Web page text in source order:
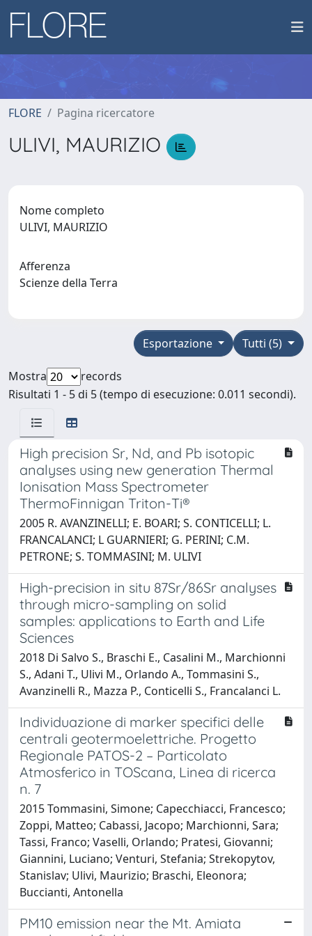
FLORE Pagina ricercatore
ULIVI, MAURIZIO
Nome completo
ULIVI, MAURIZIO
Afferenza
Scienze della Terra
Tutti (5)
Esportazione
Mostra
records
Risultati 1 - 5 di 5 (tempo di esecuzione: 0.011 secondi).
High precision Sr, Nd, and Pb isotopic
analyses using new generation Thermal
Ionisation Mass Spectrometer
ThermoFinnigan Triton-Ti®
2005 R. AVANZINELLI; E. BOARI; S. CONTICELLI; L.
FRANCALANCI; L GUARNIERI; G. PERINI; C.M.
PETRONE; S. TOMMASINI; M. ULIVI
High-precision in situ 87Sr/86Sr analyses
through micro-sampling on solid
samples: applications to Earth and Life
Sciences
2018 Di Salvo S., Braschi E., Casalini M., Marchionni
S., Adani T., Ulivi M., Orlando A., Tommasini S.,
Avanzinelli R., Mazza P., Conticelli S., Francalanci L.
Individuazione di marker specifici delle
centrali geotermoelettriche. Progetto
Regionale PATOS-2 – Particolato
Atmosferico in TOScana, Linea di ricerca
n. 7
2015 Tommasini, Simone; Capecchiacci, Francesco;
Zoppi, Matteo; Cabassi, Jacopo; Marchionni, Sara;
Tassi, Franco; Vaselli, Orlando; Pratesi, Giovanni;
Giannini, Luciano; Venturi, Stefania; Strekopytov,
Stanislav; Ulivi, Maurizio; Braschi, Eleonora;
Buccianti, Antonella
PM10 emission near the Mt. Amiata